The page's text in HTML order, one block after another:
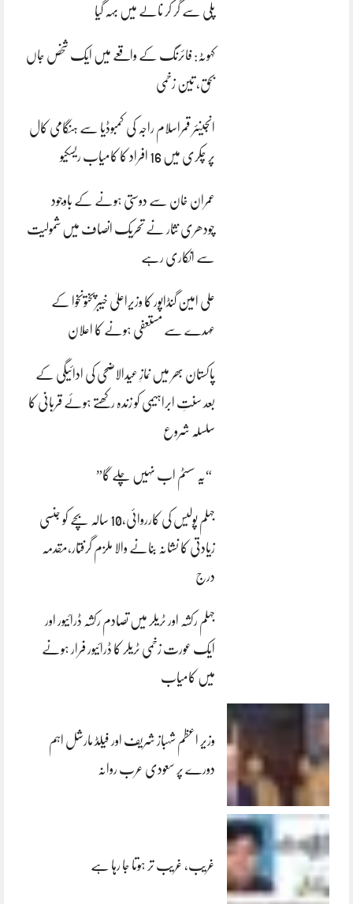
پلی سے گر کر نالے میں بہہ گیا
کہوٹہ: فائرنگ کے واقعے میں ایک شخص جاں
بحق، تین زخمی
انجینئر قمراسلام راجہ کی کمبوڈیا سے ہنگامی کال
پر چکری میں 16 افراد کا کامیاب ریسکیو
عمران خان سے دوستی ہونے کے باوجود
چودھری نثار نے تحریک انصاف میں شمولیت
سے انکاری رہے
علی امین گنڈاپور کا وزیراعلیٰ خیبرپختونخوا کے
عہدے سے مستعفی ہونے کا اعلان
پاکستان بھر میں نمازِ عیدالاضحی کی ادائیگی کے
بعد سنتِ ابراہیمی کو زندہ رکھتے ہوئے قربانی کا
سلسلہ شروع
“یہ سسٹم اب نہیں چلے گا”
جہلم پولیس کی کارروائی،10 سالہ بچے کو جنسی
زیادتی کا نشانہ بنانے والا ملزم گرفتار،مقدمہ
درج
جہلم رکشہ اور ٹریلر میں تصادم رکشہ ڈرائیور اور
ایک عورت زخمی ٹریلر کا ڈرائیور فرار ہونے
میں کامیاب
وزیر اعظم شہباز شریف اور فیلڈ مارشل اہم
دورے پر سعودی عرب روانہ
غریب، غریب تر ہوتا جا رہا ہے